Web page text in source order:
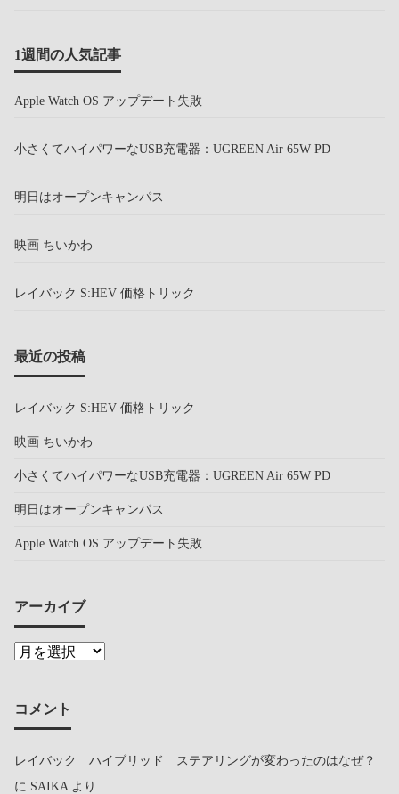
1週間の人気記事
Apple Watch OS アップデート失敗
小さくてハイパワーなUSB充電器：UGREEN Air 65W PD
明日はオープンキャンパス
映画 ちいかわ
レイバック S:HEV 価格トリック
最近の投稿
レイバック S:HEV 価格トリック
映画 ちいかわ
小さくてハイパワーなUSB充電器：UGREEN Air 65W PD
明日はオープンキャンパス
Apple Watch OS アップデート失敗
アーカイブ
コメント
レイバック ハイブリッド ステアリングが変わったのはなぜ？
に SAIKA より